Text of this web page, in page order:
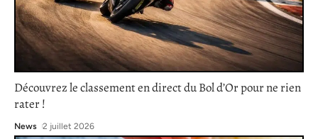
Découvrez le classement en direct du Bol d’Or pour ne rien
rater !
News 2 juillet 2026